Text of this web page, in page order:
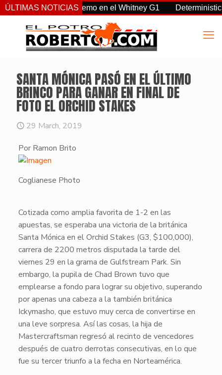
ÚLTIMAS NOTICIASsupremo en el Whitney G1 Deterministic:
SANTA MÓNICA PASÓ EN EL ÚLTIMO
BRINCO PARA GANAR EN FINAL DE
FOTO EL ORCHID STAKES
29 March, 2019
Por Ramon Brito
Coglianese Photo
​Cotizada como amplia favorita de 1-2 en las
apuestas, se esperaba una victoria de la británica
Santa Mónica en elOrchid Stakes (G3, $100,000),
carrera de 2200 metros disputada la tarde del
viernes 29 en la grama de Gulfstream Park. Sin
embargo, la pupila de Chad Brown tuvo que
emplearse a fondo para lograr su objetivo, superando
por apenas una cabeza a la también británica
Ickymasho, que estuvo muy cerca de convertirse en
una leve sorpresa. Así las cosas, la hija de
Mastercraftsman regresó al recinto de vencedores
después de cuatro derrotas consecutivas, en lo que
fue su tercer triunfo a la fecha en Norteamérica.